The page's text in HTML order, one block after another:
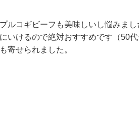
ルコギビーフも美味しいし悩みま
いけるので絶対おすすめです（50
寄せられました。